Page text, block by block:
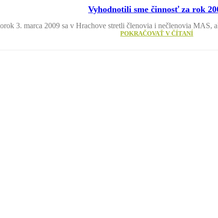
Vyhodnotili sme činnosť za rok
3. marca 2009 sa v Hrachove stretli členovia i nečlenovia MAS,
POKRAČOVAŤ V ČÍTANÍ